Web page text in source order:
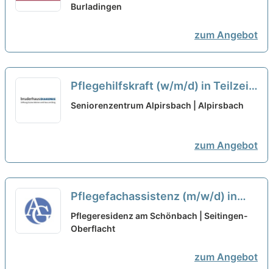
Zuwachs in unserem Team!
Burladingen
zum Angebot
Pflegehilfskraft (w/m/d) in Teilzeit
(50%) - mitWIRken! neu
Seniorenzentrum Alpirsbach | Alpirsbach
zum Angebot
Pflegefachassistenz (m/w/d) in
Teilzeit - Hier können Sie
durchstarten!
Pflegeresidenz am Schönbach | Seitingen-
Oberflacht
zum Angebot